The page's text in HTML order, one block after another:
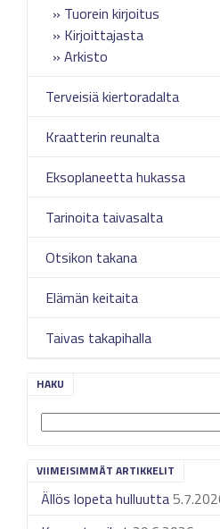
Tuorein kirjoitus
Kirjoittajasta
Arkisto
Terveisiä kiertoradalta
Kraatterin reunalta
Eksoplaneetta hukassa
Tarinoita taivasalta
Otsikon takana
Elämän keitaita
Taivas takapihalla
HAKU
VIIMEISIMMÄT ARTIKKELIT
Ällös lopeta hulluutta